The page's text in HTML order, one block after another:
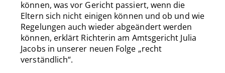
können, was vor Gericht passiert, wenn die
Eltern sich nicht einigen können und ob und wie
Regelungen auch wieder abgeändert werden
können, erklärt Richterin am Amtsgericht Julia
Jacobs in unserer neuen Folge „recht
verständlich“.